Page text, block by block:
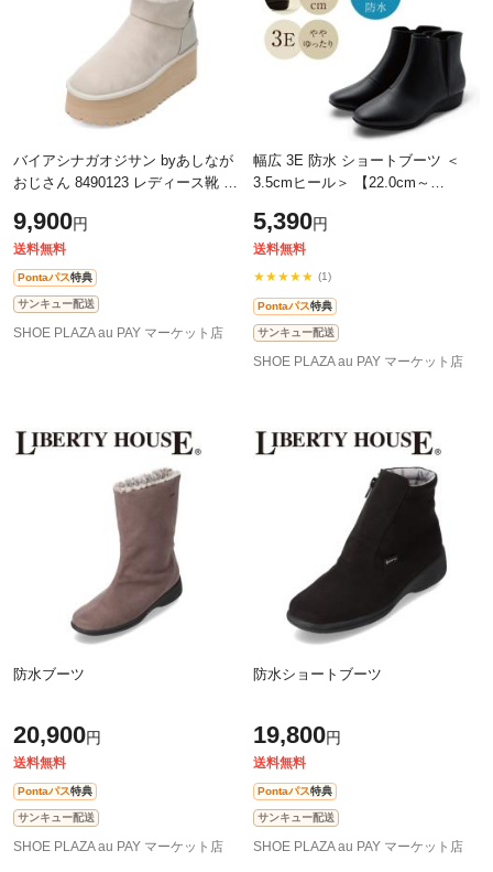
バイアシナガオジサン byあしなが
おじさん 8490123 レディース靴 靴
防寒 ショート 厚底 軽量 ボア フ
9,900円
送料無料
Pontaパス特典
サンキュー配送
SHOE PLAZA au PAY マーケット店
幅広 3E 防水 ショートブーツ ＜
3.5cmヒール＞ 【22.0cm～
-1117 ブラック
5,390円
送料無料
★★★★★ (1)
Pontaパス特典
サンキュー配送
SHOE PLAZA au PAY マーケット店
防水ブーツ
20,900円
送料無料
Pontaパス特典
サンキュー配送
SHOE PLAZA au PAY マーケット店
防水ショートブーツ
19,800円
送料無料
Pontaパス特典
サンキュー配送
SHOE PLAZA au PAY マーケット店